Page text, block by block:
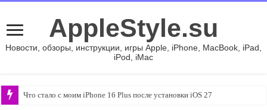
AppleStyle.su
Новости, обзоры, инструкции, игры Apple, iPhone, MacBook, iPad,
iPod, iMac
Что стало с моим iPhone 16 Plus после установки iOS 27